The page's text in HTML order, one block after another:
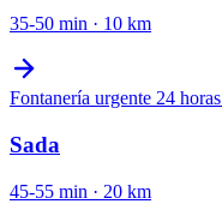
35-50 min · 10 km
Fontanería urgente 24 horas
Sada
45-55 min · 20 km